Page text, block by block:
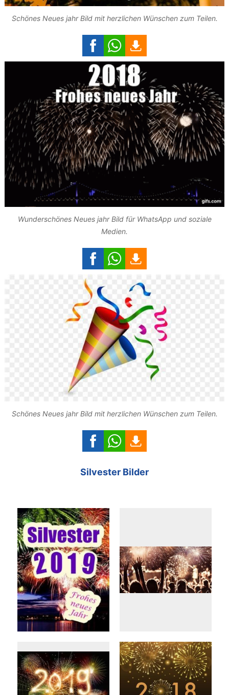
Schönes Neues jahr Bild mit herzlichen Wünschen zum Teilen.
Wunderschönes Neues jahr Bild für WhatsApp und soziale
Medien.
Schönes Neues jahr Bild mit herzlichen Wünschen zum Teilen.
Silvester Bilder